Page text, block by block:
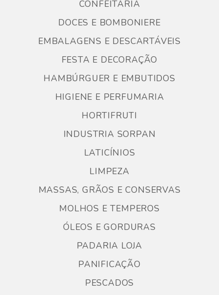
CONFEITARIA
DOCES E BOMBONIERE
EMBALAGENS E DESCARTÁVEIS
FESTA E DECORAÇÃO
HAMBÚRGUER E EMBUTIDOS
HIGIENE E PERFUMARIA
HORTIFRUTI
INDUSTRIA SORPAN
LATICÍNIOS
LIMPEZA
MASSAS, GRÃOS E CONSERVAS
MOLHOS E TEMPEROS
ÓLEOS E GORDURAS
PADARIA LOJA
PANIFICAÇÃO
PESCADOS